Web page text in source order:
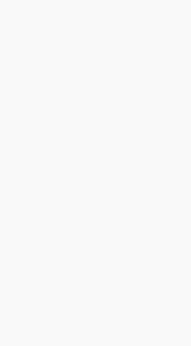
først blei utgitt. Det kan ha